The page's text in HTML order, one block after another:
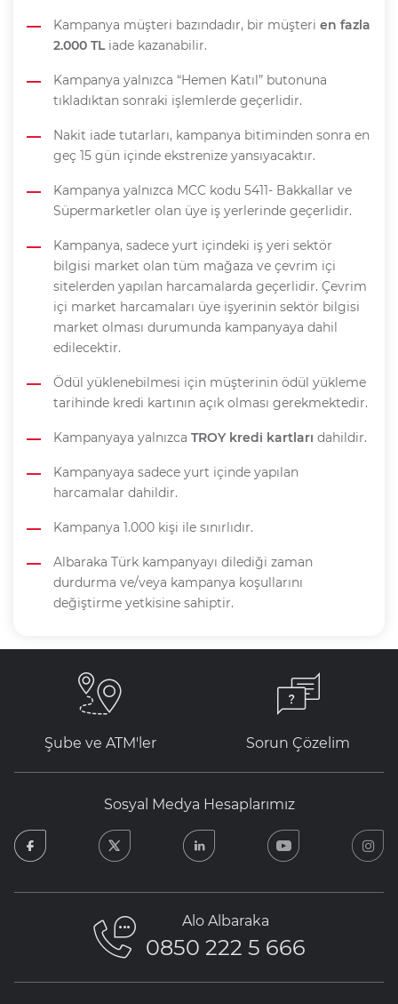
Kampanya müşteri bazındadır, bir müşteri en fazla
2.000 TLiade kazanabilir.
Kampanya yalnızca “Hemen Katıl” butonuna
tıkladıktan sonraki işlemlerde geçerlidir.
Nakit iade tutarları, kampanya bitiminden sonra en
geç 15 gün içinde ekstrenize yansıyacaktır.
Kampanya yalnızca MCC kodu 5411- Bakkallar ve
Süpermarketler olan üye iş yerlerinde geçerlidir.
Kampanya, sadece yurt içindeki iş yeri sektör
bilgisi market olan tüm mağaza ve çevrim içi
sitelerden yapılan harcamalarda geçerlidir. Çevrim
içi market harcamaları üye işyerinin sektör bilgisi
market olması durumunda kampanyaya dahil
edilecektir.
Ödül yüklenebilmesi için müşterinin ödül yükleme
tarihinde kredi kartının açık olması gerekmektedir.
Kampanyaya yalnızca TROY kredi kartları dahildir.
Kampanyaya sadece yurt içinde yapılan
harcamalar dahildir.
Kampanya 1.000 kişi ile sınırlıdır.
Albaraka Türk kampanyayı dilediği zaman
durdurma ve/veya kampanya koşullarını
değiştirme yetkisine sahiptir.
Şube ve ATM'ler Sorun Çözelim
Sosyal Medya Hesaplarımız
facebook
Alo Albaraka
0850 222 5 666